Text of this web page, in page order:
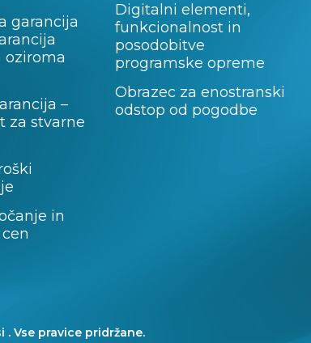
garancija
oziroma
–
za stvarne
in
Digitalni elementi,
funkcionalnost in
posodobitve
programske opreme
Obrazec za enostranski
odstop od pogodbe
. Vse pravice pridržane.